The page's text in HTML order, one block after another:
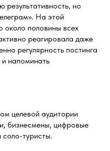
результативность, но
На этой
около половины всех
реагировала даже
регулярность постинга
напоминать
целевой аудитории
бизнесмены, цифровые
туристы.